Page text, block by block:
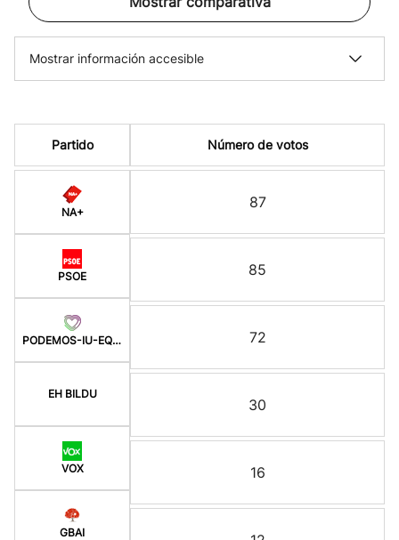
Mostrar información accesible
Partido
NA+
PSOE
PODEMOS-IU-EQUO-BATZ
EH BILDU
VOX
GBAI
Número de votos
87
85
72
30
16